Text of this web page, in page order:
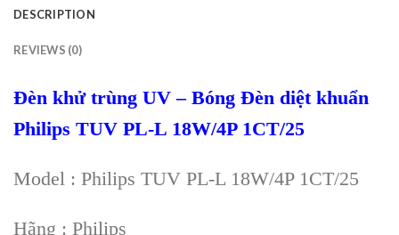
DESCRIPTION
REVIEWS (0)
Đèn khử trùng UV – Bóng Đèn diệt khuẩn
Philips TUV PL-L 18W/4P 1CT/25
Model : Philips TUV PL-L 18W/4P 1CT/25
Hãng : Philips